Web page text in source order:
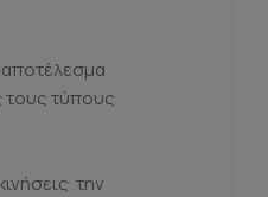
τους τύπους
την